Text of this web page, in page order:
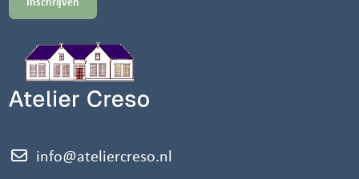
info@ateliercreso.nl